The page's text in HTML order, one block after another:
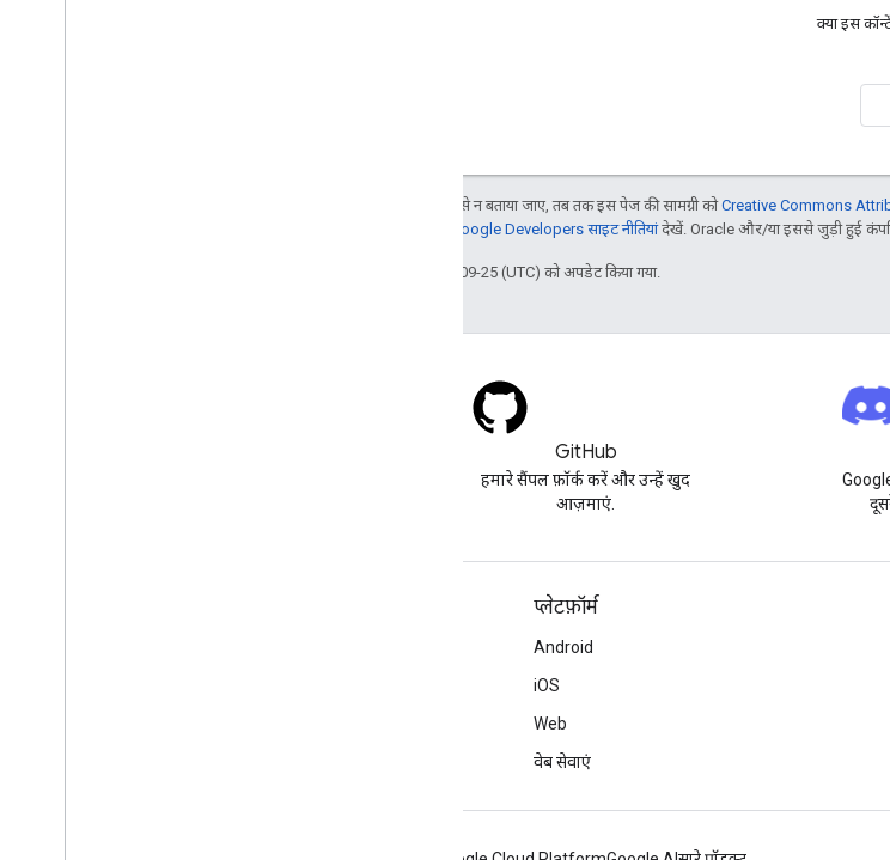
क्या इस
जब तक कुछ अलग से न बताया जाए, तब तक इस पेज की सामग्री कोCreative Commons
Google Developers साइट नीतियांदेखें. Oracle और/या इससे जुड़ी हुई
आखिरी बार 2025-09-25 (UTC) को अपडेट किया गया.
GitHub
हमारे सैंपल फ़ॉर्क करें और उन्हें खुद
आज़माएं.
प्‍लेटफ़ॉर्म
Android
iOS
Web
वेब सेवाएं